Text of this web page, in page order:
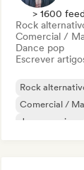
> 1600
Rock
Comercial /
Dance pop
Escrever
Rock
Comercial /
Jazz